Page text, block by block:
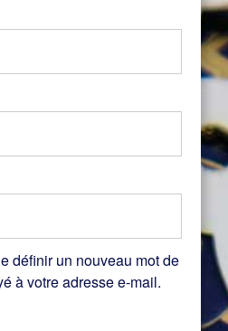
définir un nouveau mot de
à votre adresse e-mail.